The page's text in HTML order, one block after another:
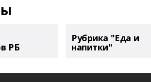
РБ
Рубрика "Еда и
напитки"